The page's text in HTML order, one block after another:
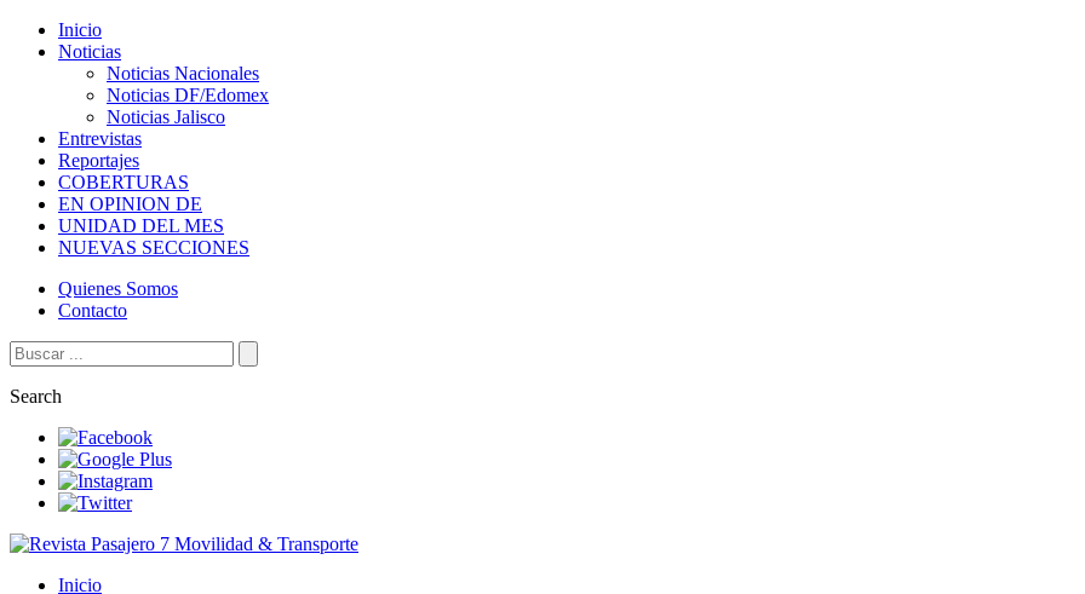
Inicio
Noticias
Noticias Nacionales
Noticias DF/Edomex
Noticias Jalisco
Entrevistas
Reportajes
COBERTURAS
EN OPINION DE
UNIDAD DEL MES
NUEVAS SECCIONES
Quienes Somos
Contacto
Search
Inicio